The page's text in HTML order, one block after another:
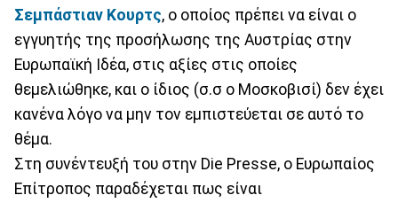
Σεμπάστιαν Κουρτς, ο οποίος πρέπει να είναι ο
εγγυητής της προσήλωσης της Αυστρίας στην
Ευρωπαϊκή Ιδέα, στις αξίες στις οποίες
θεμελιώθηκε, και ο ίδιος (σ.σ ο Μοσκοβισί) δεν έχει
κανένα λόγο να μην τον εμπιστεύεται σε αυτό το
θέμα.
Στη συνέντευξή του στην Die Presse, ο Ευρωπαίος
Επίτροπος παραδέχεται πως είναι